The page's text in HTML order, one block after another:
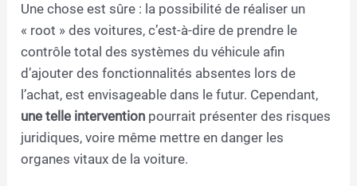
Une chose est sûre : la possibilité de réaliser un
« root » des voitures, c’est-à-dire de prendre le
contrôle total des systèmes du véhicule afin
d’ajouter des fonctionnalités absentes lors de
l’achat, est envisageable dans le futur. Cependant,
une telle intervention pourrait présenter des risques
juridiques, voire même mettre en danger les
organes vitaux de la voiture.